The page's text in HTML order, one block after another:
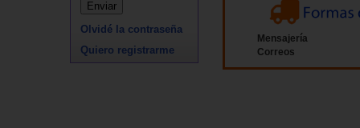
Olvidé la contraseña
Quiero registrarme
Mensajería
Correos